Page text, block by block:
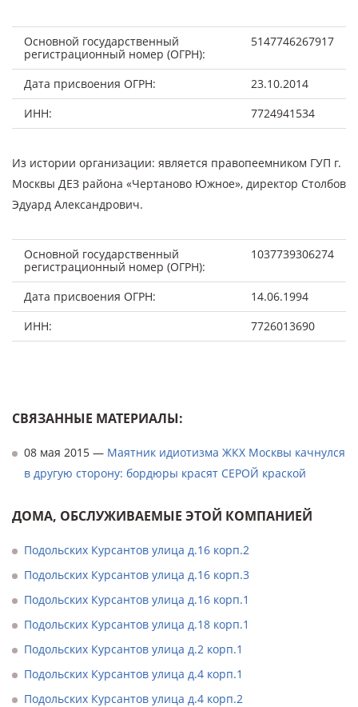
Основной государственный
регистрационный номер (ОГРН):
5147746267917
Дата присвоения ОГРН:
23.10.2014
ИНН:
7724941534
Из истории организации: является правопеемником ГУП г.
Москвы ДЕЗ района «Чертаново Южное», директор Столбов
Эдуард Александрович.
Основной государственный
регистрационный номер (ОГРН):
1037739306274
Дата присвоения ОГРН:
14.06.1994
ИНН:
7726013690
СВЯЗАННЫЕ МАТЕРИАЛЫ:
08 мая 2015 — Маятник идиотизма ЖКХ Москвы качнулся
в другую сторону: бордюры красят СЕРОЙ краской
ДОМА, ОБСЛУЖИВАЕМЫЕ ЭТОЙ КОМПАНИЕЙ
Подольских Курсантов улица д.16 корп.2
Подольских Курсантов улица д.16 корп.3
Подольских Курсантов улица д.16 корп.1
Подольских Курсантов улица д.18 корп.1
Подольских Курсантов улица д.2 корп.1
Подольских Курсантов улица д.4 корп.1
Подольских Курсантов улица д.4 корп.2